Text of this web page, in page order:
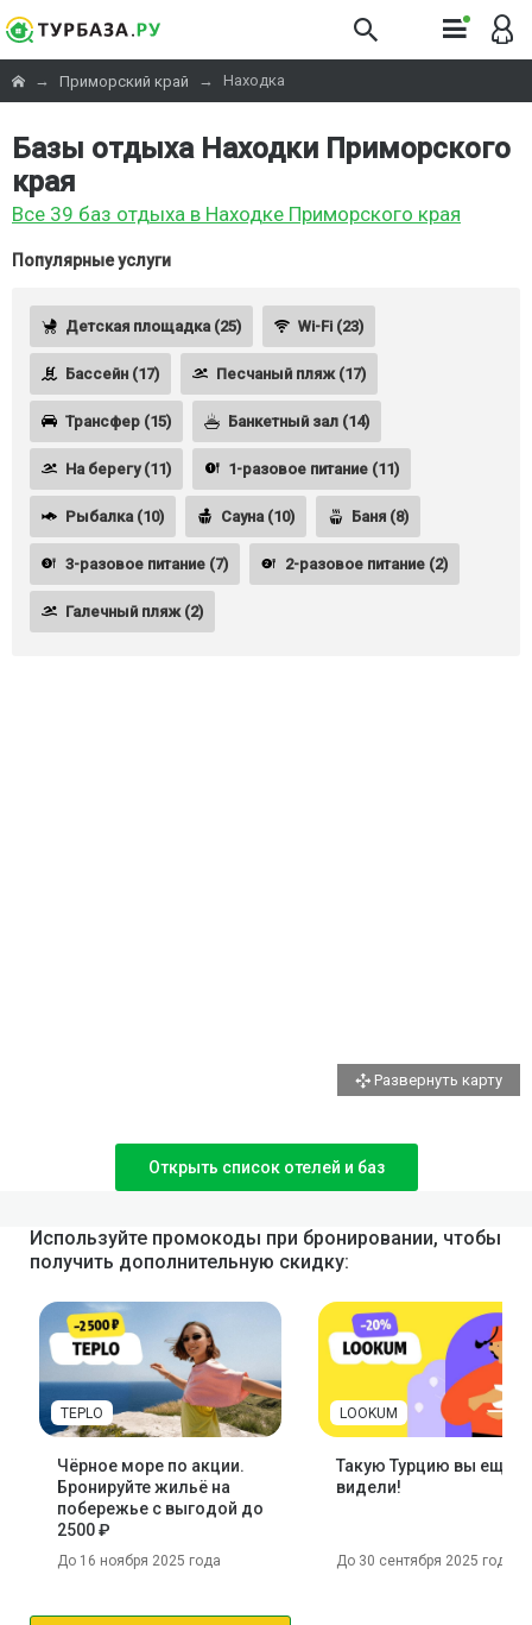
→ Приморский край → Находка
Базы отдыха Находки Приморского
края
Все 39 баз отдыха в Находке Приморского края
Популярные услуги
Детская площадка (25) Wi-Fi (23)
Бассейн (17) Песчаный пляж (17)
Трансфер (15) Банкетный зал (14)
На берегу (11) 1-разовое питание (11)
Рыбалка (10) Сауна (10) Баня (8)
3-разовое питание (7) 2-разовое питание (2)
Галечный пляж (2)
Развернуть карту
Открыть список отелей и баз
Используйте промокоды при бронировании, чтобы
получить дополнительную скидку:
TEPLO
Чёрное море по акции.
Бронируйте жильё на
побережье с выгодой до
2500 ₽
До 16 ноября 2025 года
LOOKUM
Такую Турцию вы ещё
видели!
До 30 сентября 2025 года